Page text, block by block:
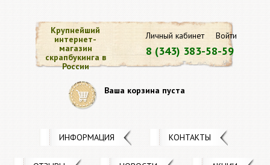
Личный кабинет Войти
8 (343) 383-58-59
Крупнейший
интернет-
магазин
скрапбукинга в
России
Ваша корзина пуста
ИНФОРМАЦИЯ КОНТАКТЫ